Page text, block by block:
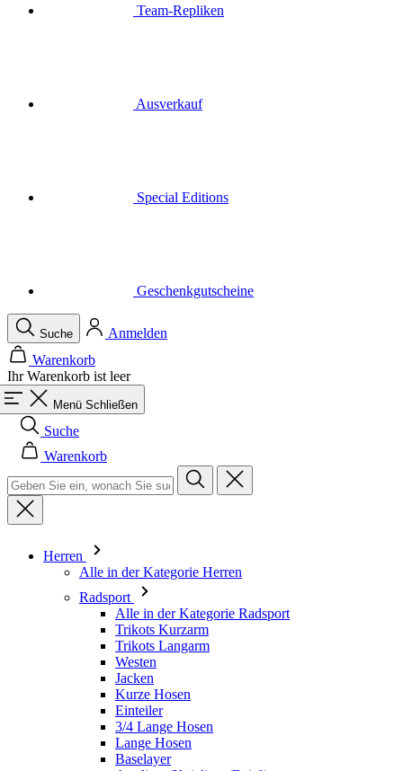
Ihr Warenkorb ist leer
Menü Schließen
Suche
Warenkorb
Herren
Alle in der Kategorie Herren
Trikots Langarm
Westen
Jacken
Kurze Hosen
Einteiler
3/4 Lange Hosen
Lange Hosen
Baselayer
Armlinge/Knielinge/Beinlinge
Caps & Mützen
Handschuhe
Socken
Andere